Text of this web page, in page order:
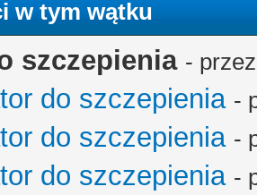
w tym wątku
szczepienia -
do szczepienia -
do szczepienia -
do szczepienia -